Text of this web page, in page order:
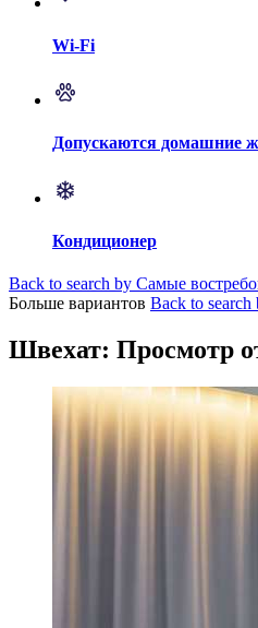
Wi-Fi
Допускаются домашние
Кондиционер
Back to search by Самые
Больше вариантов Back to search
Швехат: Просмотр